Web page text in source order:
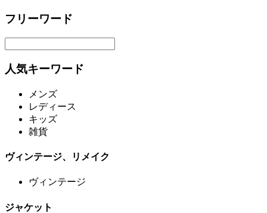
フリーワード
人気キーワード
メンズ
レディース
キッズ
雑貨
ヴィンテージ、リメイク
ヴィンテージ
ジャケット